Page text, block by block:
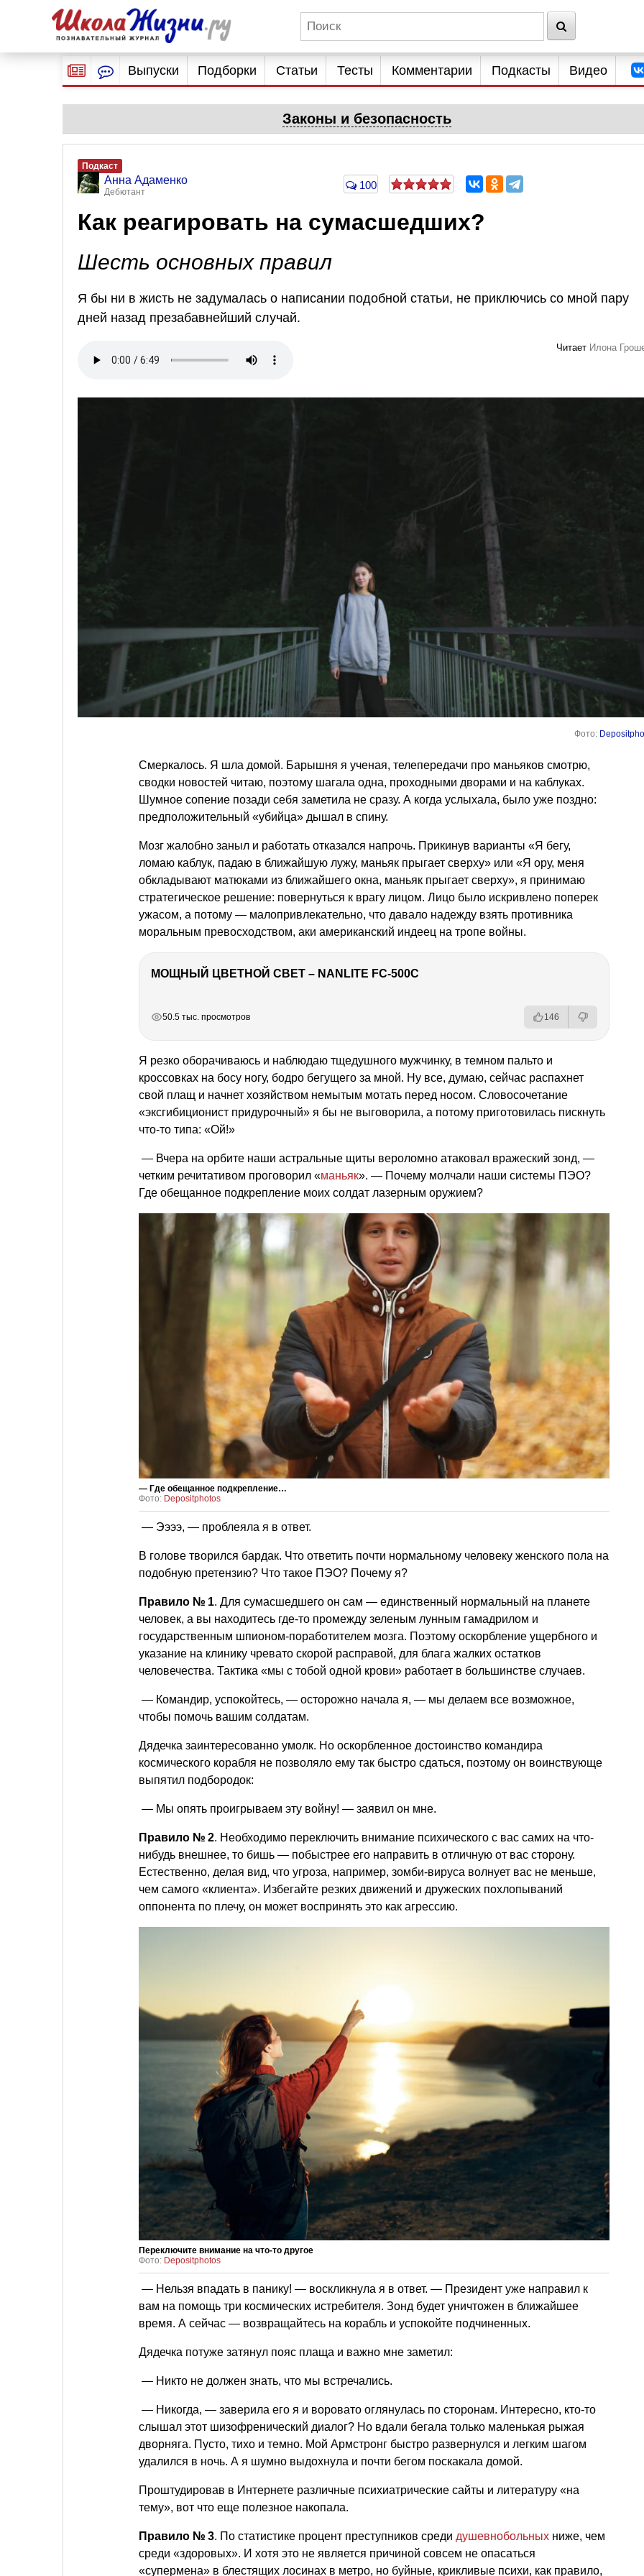
Выпуски Подборки Статьи Тесты Комментарии Подкасты Видео
Законы и безопасность
Подкаст
Анна Адаменко
Дебютант
100
Как реагировать на сумасшедших?
Шесть основных правил
Я бы ни в жисть не задумалась о написании подобной статьи, не приключись со мной пару
дней назад презабавнейший случай.
Читает Илона
Фото:
Смеркалось. Я шла домой. Барышня я ученая, телепередачи про маньяков смотрю,
сводки новостей читаю, поэтому шагала одна, проходными дворами и на каблуках.
Шумное сопение позади себя заметила не сразу. А когда услыхала, было уже поздно:
предположительный «убийца» дышал в спину.
Мозг жалобно заныл и работать отказался напрочь. Прикинув варианты «Я бегу,
ломаю каблук, падаю в ближайшую лужу, маньяк прыгает сверху» или «Я ору, меня
обкладывают матюками из ближайшего окна, маньяк прыгает сверху», я принимаю
стратегическое решение: повернуться к врагу лицом. Лицо было искривлено поперек
ужасом, а потому — малопривлекательно, что давало надежду взять противника
моральным превосходством, аки американский индеец на тропе войны.
МОЩНЫЙ ЦВЕТНОЙ СВЕТ – NANLITE FC-500C
50.5 тыс. просмотров 146
Я резко оборачиваюсь и наблюдаю тщедушного мужчинку, в темном пальто и
кроссовках на босу ногу, бодро бегущего за мной. Ну все, думаю, сейчас распахнет
свой плащ и начнет хозяйством немытым мотать перед носом. Словосочетание
«эксгибиционист придурочный» я бы не выговорила, а потому приготовилась пискнуть
что-то типа: «Ой!»
— Вчера на орбите наши астральные щиты вероломно атаковал вражеский зонд, —
четким речитативом проговорил «маньяк». — Почему молчали наши системы ПЭО?
Где обещанное подкрепление моих солдат лазерным оружием?
— Где обещанное подкрепление…
Фото: Depositphotos
— Ээээ, — проблеяла я в ответ.
В голове творился бардак. Что ответить почти нормальному человеку женского пола на
подобную претензию? Что такое ПЭО? Почему я?
Правило № 1. Для сумасшедшего он сам — единственный нормальный на планете
человек, а вы находитесь где-то промежду зеленым лунным гамадрилом и
государственным шпионом-поработителем мозга. Поэтому оскорбление ущербного и
указание на клинику чревато скорой расправой, для блага жалких остатков
человечества. Тактика «мы с тобой одной крови» работает в большинстве случаев.
— Командир, успокойтесь, — осторожно начала я, — мы делаем все возможное,
чтобы помочь вашим солдатам.
Дядечка заинтересованно умолк. Но оскорбленное достоинство командира
космического корабля не позволяло ему так быстро сдаться, поэтому он воинствующе
выпятил подбородок:
— Мы опять проигрываем эту войну! — заявил он мне.
Правило № 2. Необходимо переключить внимание психического с вас самих на что-
нибудь внешнее, то бишь — побыстрее его направить в отличную от вас сторону.
Естественно, делая вид, что угроза, например, зомби-вируса волнует вас не меньше,
чем самого «клиента». Избегайте резких движений и дружеских похлопываний
оппонента по плечу, он может воспринять это как агрессию.
Переключите внимание на что-то другое
Фото: Depositphotos
— Нельзя впадать в панику! — воскликнула я в ответ. — Президент уже направил к
вам на помощь три космических истребителя. Зонд будет уничтожен в ближайшее
время. А сейчас — возвращайтесь на корабль и успокойте подчиненных.
Дядечка потуже затянул пояс плаща и важно мне заметил:
— Никто не должен знать, что мы встречались.
— Никогда, — заверила его я и воровато оглянулась по сторонам. Интересно, кто-то
слышал этот шизофренический диалог? Но вдали бегала только маленькая рыжая
дворняга. Пусто, тихо и темно. Мой Армстронг быстро развернулся и легким шагом
удалился в ночь. А я шумно выдохнула и почти бегом поскакала домой.
Проштудировав в Интернете различные психиатрические сайты и литературу «на
тему», вот что еще полезное накопала.
Правило № 3. По статистике процент преступников среди душевнобольных ниже, чем
среди «здоровых». И хотя это не является причиной совсем не опасаться
«супермена» в блестящих лосинах в метро, но буйные, крикливые психи, как правило,